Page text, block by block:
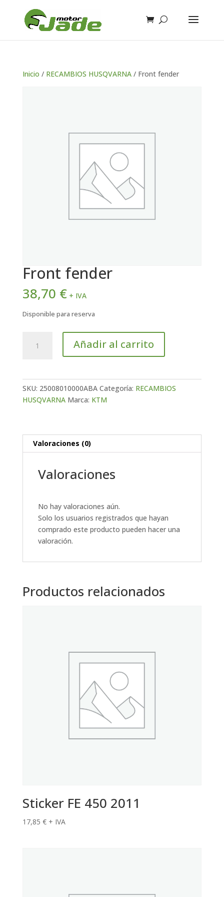
Inicio / RECAMBIOS HUSQVARNA/ Front fender
Front fender
38,70 € + IVA
Disponible para reserva
fender
Añadir al carrito
SKU: 25008010000ABA Categoría: RECAMBIOS
HUSQVARNA Marca: KTM
Valoraciones (0)
Valoraciones
No hay valoraciones aún.
Solo los usuarios registrados que hayan
comprado este producto pueden hacer una
valoración.
Productos relacionados
Sticker FE 450 2011
17,85 € + IVA